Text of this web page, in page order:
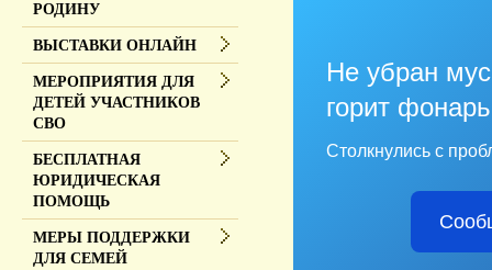
Не убран
горит
Столкнулись с
РОДИНУ
ВЫСТАВКИ ОНЛАЙН
МЕРОПРИЯТИЯ ДЛЯ
ДЕТЕЙ УЧАСТНИКОВ
СВО
БЕСПЛАТНАЯ
ЮРИДИЧЕСКАЯ
ПОМОЩЬ
МЕРЫ ПОДДЕРЖКИ
ДЛЯ СЕМЕЙ